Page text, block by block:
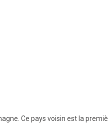
Ce pays voisin est la